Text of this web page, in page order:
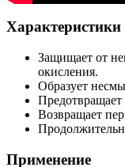
Характеристики
Защищает от
окисления.
Образует
Возвращает
Применение